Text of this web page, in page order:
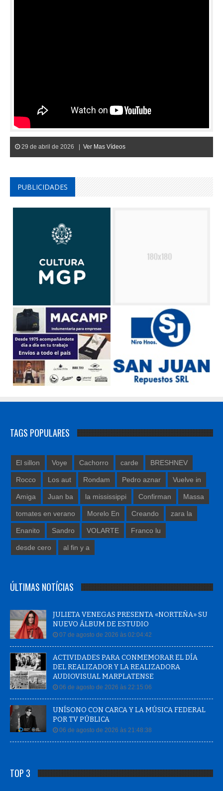
29 de abril de 2026 | Ver Mas Vídeos
PUBLICIDADES
TAGS POPULARES
El sillon Voye Cachorro carde BRESHNEV
Rocco Los aut Rondam Pedro aznar Vuelve in
Amiga Juan ba la mississippi Confirman Massa
tomates en verano Morelo En Creando zara la
Enanito Sandro VOLARTE Franco lu
desde cero al fin y a
ÚLTIMAS NOTÍCIAS
JULIETA VENEGAS PRESENTA «NORTEÑA» SU
NUEVO ÁLBUM DE ESTUDIO
07 de agosto de 2026 às 02:04:42
ACTIVIDADES PARA CONMEMORAR EL DÍA
DEL REALIZADOR Y LA REALIZADORA
AUDIOVISUAL MARPLATENSE
06 de agosto de 2026 às 22:15:06
UNÍSONO CON CARCA Y LA MÚSICA FEDERAL
POR TV PÚBLICA
06 de agosto de 2026 às 21:48:38
TOP 3